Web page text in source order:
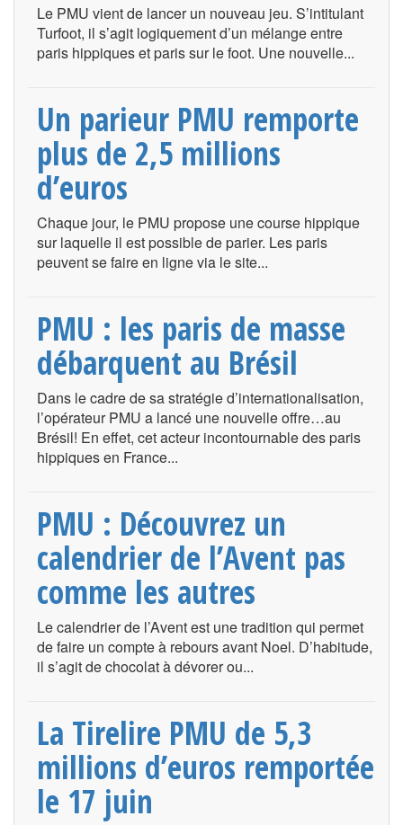
Le PMU vient de lancer un nouveau jeu. S’intitulant
Turfoot, il s’agit logiquement d’un mélange entre
paris hippiques et paris sur le foot. Une nouvelle...
Un parieur PMU remporte
plus de 2,5 millions
d’euros
Chaque jour, le PMU propose une course hippique
sur laquelle il est possible de parier. Les paris
peuvent se faire en ligne via le site...
PMU : les paris de masse
débarquent au Brésil
Dans le cadre de sa stratégie d’internationalisation,
l’opérateur PMU a lancé une nouvelle offre…au
Brésil! En effet, cet acteur incontournable des paris
hippiques en France...
PMU : Découvrez un
calendrier de l’Avent pas
comme les autres
Le calendrier de l’Avent est une tradition qui permet
de faire un compte à rebours avant Noel. D’habitude,
il s’agit de chocolat à dévorer ou...
La Tirelire PMU de 5,3
millions d’euros remportée
le 17 juin